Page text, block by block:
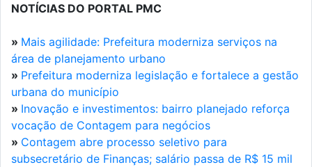
NOTÍCIAS DO PORTAL PMC
» Mais agilidade: Prefeitura moderniza serviços na
área de planejamento urbano
» Prefeitura moderniza legislação e fortalece a gestão
urbana do município
» Inovação e investimentos: bairro planejado reforça
vocação de Contagem para negócios
» Contagem abre processo seletivo para
subsecretário de Finanças; salário passa de R$ 15 mil